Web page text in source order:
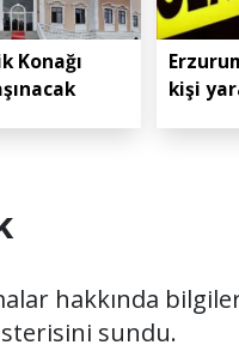
Konağı
kişi
hakkında
sundu.